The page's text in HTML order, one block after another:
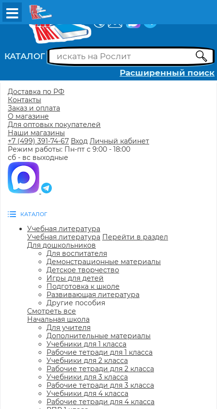
КАТАЛОГ
Расширенный поиск
Доставка по РФ
Контакты
Заказ и оплата
О магазине
Для оптовых покупателей
Наши магазины
+7 (499) 391-74-67 Вход Личный кабинет
Режим работы: Пн-пт с 9:00 - 18:00
сб - вс выходные
КАТАЛОГ
Учебная литература
Учебная литература Перейти в раздел
Для дошкольников
Для воспитателя
Демонстрационные материалы
Детское творчество
Игры для детей
Подготовка к школе
Развивающая литература
Другие пособия
Смотреть все
Начальная школа
Для учителя
Дополнительные материалы
Учебники для 1 класса
Рабочие тетради для 1 класса
Учебники для 2 класса
Рабочие тетради для 2 класса
Учебники для 3 класса
Рабочие тетради для 3 класса
Учебники для 4 класса
Рабочие тетради для 4 класса